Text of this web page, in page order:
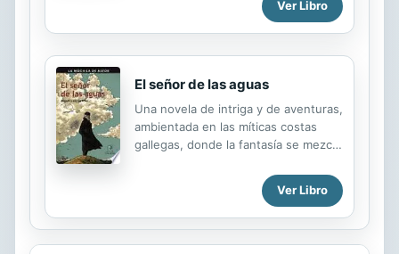
Ver Libro
El señor de las aguas
Una novela de intriga y de aventuras,
ambientada en las míticas costas
gallegas, donde la fantasía se mezcla
narcotráfico. Al pasear por la playa,
Marco descubre unas extrañas luces
en el mar mientras un barco de
contrabandistas se detiene en medio
Ver Libro